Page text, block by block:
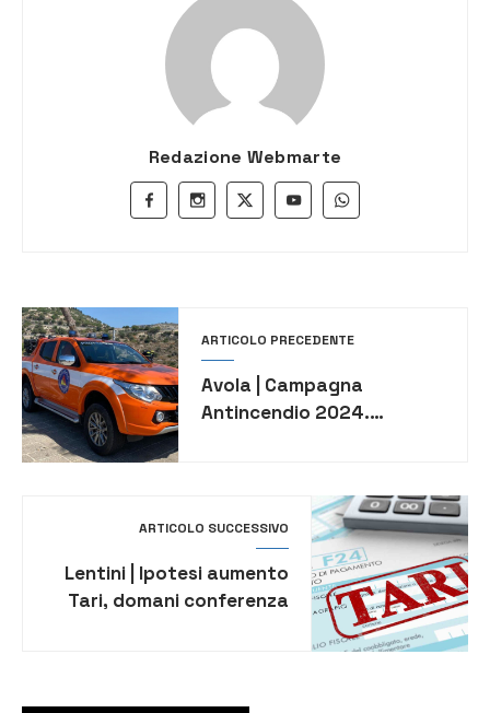
Redazione Webmarte
ARTICOLO PRECEDENTE
Avola | Campagna
Antincendio 2024.
controllo nel territorio
ARTICOLO SUCCESSIVO
Lentini | Ipotesi aumento
Tari, domani conferenza